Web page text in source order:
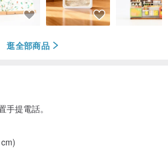
逛全部商品
提電話。